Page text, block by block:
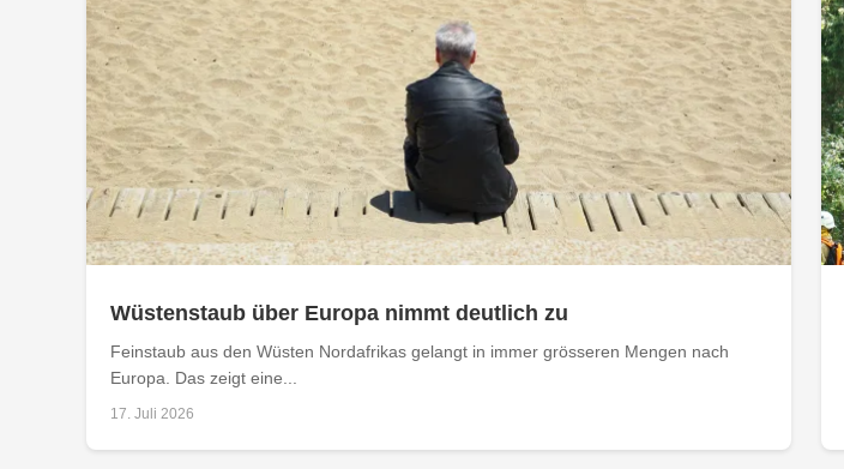
Wüstenstaub über Europa nimmt deutlich zu
Feinstaub aus den Wüsten Nordafrikas gelangt in immer grösseren Mengen nach
Europa. Das zeigt eine...
17. Juli 2026